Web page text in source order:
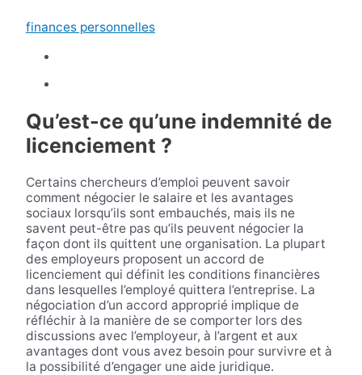
finances personnelles
Qu’est-ce qu’une indemnité de
licenciement ?
Certains chercheurs d’emploi peuvent savoir
comment négocier le salaire et les avantages
sociaux lorsqu’ils sont embauchés, mais ils ne
savent peut-être pas qu’ils peuvent négocier la
façon dont ils quittent une organisation. La plupart
des employeurs proposent un accord de
licenciement qui définit les conditions financières
dans lesquelles l’employé quittera l’entreprise. La
négociation d’un accord approprié implique de
réfléchir à la manière de se comporter lors des
discussions avec l’employeur, à l’argent et aux
avantages dont vous avez besoin pour survivre et à
la possibilité d’engager une aide juridique.